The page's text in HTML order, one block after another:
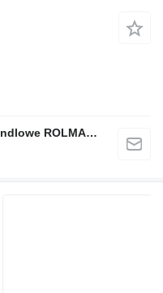
Przedsiębiorstwo Produkcyjno-Handlowe ROLMAPOL Marcin Dziekan